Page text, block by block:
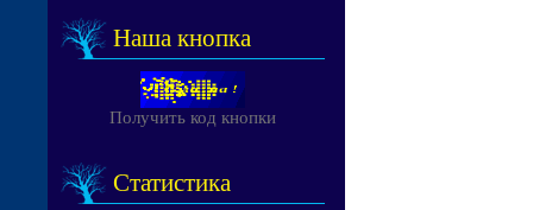
Наша кнопка
Получить код кнопки
Статистика